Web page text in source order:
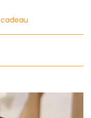
cadeau